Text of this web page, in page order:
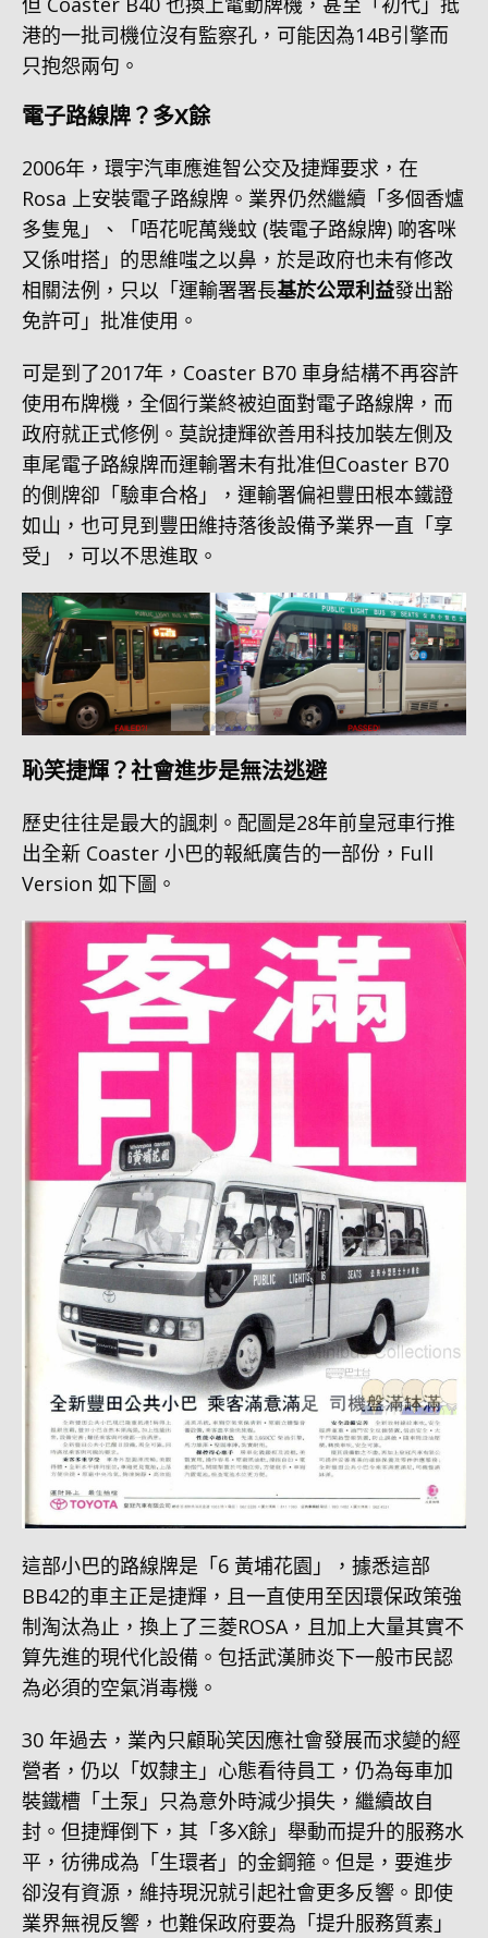
港的一批司機位沒有監察孔，可能因為14B引擎而
只抱怨兩句。
電子路線牌？多X餘
2006年，環宇汽車應進智公交及捷輝要求，在
Rosa 上安裝電子路線牌。業界仍然繼續「多個香爐
多隻鬼」、「唔花呢萬幾蚊 (裝電子路線牌) 啲客咪
又係咁搭」的思維嗤之以鼻，於是政府也未有修改
相關法例，只以「運輸署署長基於公眾利益發出豁
免許可」批准使用。
可是到了2017年，Coaster B70 車身結構不再容許
使用布牌機，全個行業終被迫面對電子路線牌，而
政府就正式修例。莫說捷輝欲善用科技加裝左側及
車尾電子路線牌而運輸署未有批准但Coaster B70
的側牌卻「驗車合格」，運輸署偏袒豐田根本鐵證
如山，也可見到豐田維持落後設備予業界一直「享
受」，可以不思進取。
恥笑捷輝？社會進步是無法逃避
歷史往往是最大的諷刺。配圖是28年前皇冠車行推
出全新 Coaster 小巴的報紙廣告的一部份，Full
Version 如下圖。
這部小巴的路線牌是「6 黃埔花園」，據悉這部
BB42的車主正是捷輝，且一直使用至因環保政策強
制淘汰為止，換上了三菱ROSA，且加上大量其實不
算先進的現代化設備。包括武漢肺炎下一般市民認
為必須的空氣消毒機。
30 年過去，業內只顧恥笑因應社會發展而求變的經
營者，仍以「奴隸主」心態看待員工，仍為每車加
裝鐵槽「土泵」只為意外時減少損失，繼續故自
封。但捷輝倒下，其「多X餘」舉動而提升的服務水
平，彷彿成為「生環者」的金鋼箍。但是，要進步
卻沒有資源，維持現況就引起社會更多反響。即使
業界無視反響，也難保政府要為「提升服務質素」